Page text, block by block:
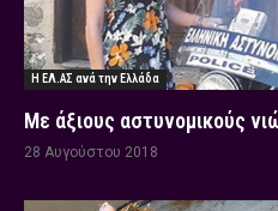
Η ΕΛ.ΑΣ ανά την Ελλάδα
Με άξιους αστυνομικούς
28 Αυγούστου 2018